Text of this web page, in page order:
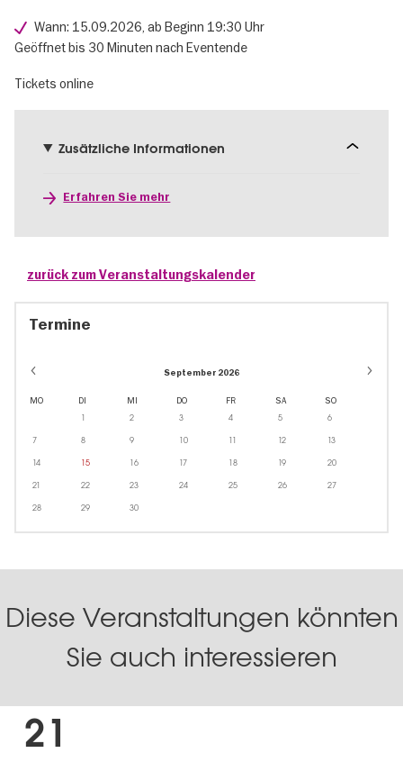
Wann: 15.09.2026, ab Beginn 19:30 Uhr
Geöffnet bis 30 Minuten nach Eventende
Tickets online
Zusätzliche Informationen
Erfahren Sie mehr
zurück zum Veranstaltungskalender
Termine
September 2026
MO DI MI DO FR SA SO
1 2 3 4 5 6
7 8 9 10 11 12 13
14 15 16 17 18 19 20
21 22 23 24 25 26 27
28 29 30
Diese Veranstaltungen könnten
Sie auch interessieren
21